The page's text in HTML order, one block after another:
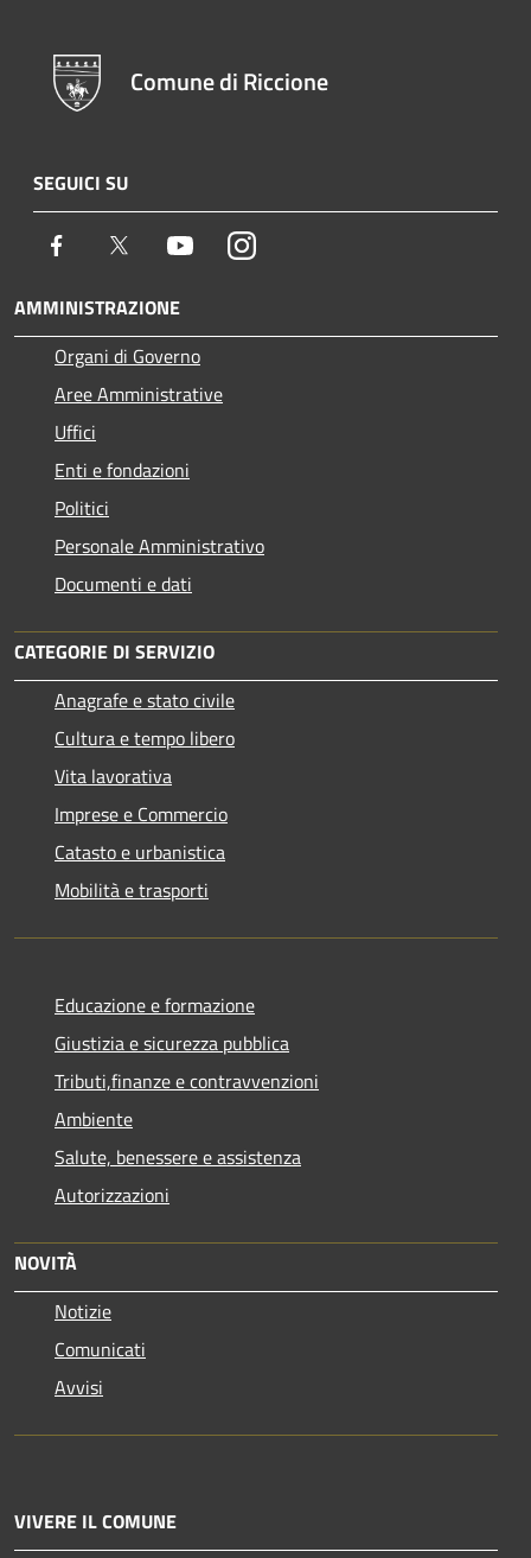
Comune di Riccione
SEGUICI SU
Facebook Twitter YoutubeInstagram
AMMINISTRAZIONE
Organi di Governo
Aree Amministrative
Uffici
Enti e fondazioni
Politici
Personale Amministrativo
Documenti e dati
CATEGORIE DI SERVIZIO
Anagrafe e stato civile
Cultura e tempo libero
Vita lavorativa
Imprese e Commercio
Catasto e urbanistica
Mobilità e trasporti
Educazione e formazione
Giustizia e sicurezza pubblica
Tributi,finanze e contravvenzioni
Ambiente
Salute, benessere e assistenza
Autorizzazioni
NOVITÀ
Notizie
Comunicati
Avvisi
VIVERE IL COMUNE